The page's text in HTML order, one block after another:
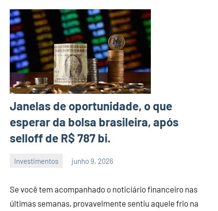
Janelas de oportunidade, o que
esperar da bolsa brasileira, após
selloff de R$ 787 bi.
Investimentos junho 9, 2026
Se você tem acompanhado o noticiário financeiro nas
últimas semanas, provavelmente sentiu aquele frio na